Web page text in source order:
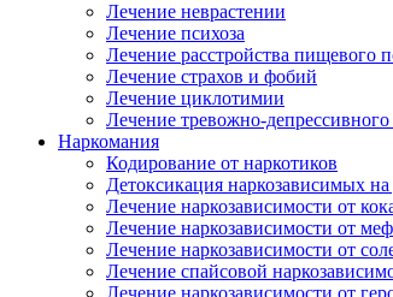
Лечение неврастении
Лечение психоза
Лечение расстройства пищевого
Лечение страхов и фобий
Лечение циклотимии
Лечение тревожно-депрессивного
Наркомания
Кодирование от наркотиков
Детоксикация наркозависимых
Лечение наркозависимости от
Лечение наркозависимости от
Лечение наркозависимости от
Лечение спайсовой
Лечение наркозависимости от